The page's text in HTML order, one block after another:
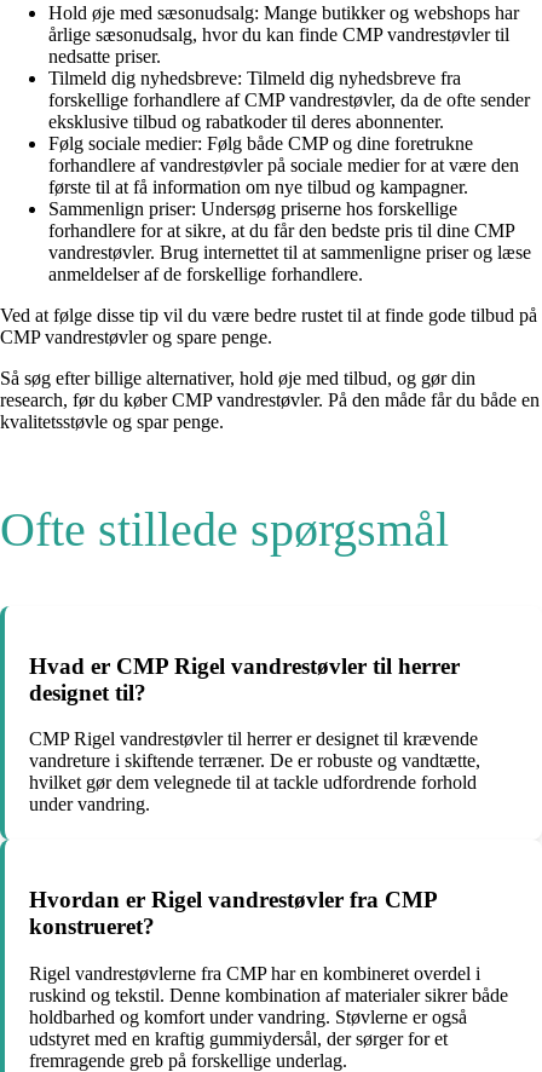
Hold øje med sæsonudsalg: Mange butikker og webshops har
årlige sæsonudsalg, hvor du kan finde CMP vandrestøvler til
nedsatte priser.
Tilmeld dig nyhedsbreve: Tilmeld dig nyhedsbreve fra
forskellige forhandlere af CMP vandrestøvler, da de ofte sender
eksklusive tilbud og rabatkoder til deres abonnenter.
Følg sociale medier: Følg både CMP og dine foretrukne
forhandlere af vandrestøvler på sociale medier for at være den
første til at få information om nye tilbud og kampagner.
Sammenlign priser: Undersøg priserne hos forskellige
forhandlere for at sikre, at du får den bedste pris til dine CMP
vandrestøvler. Brug internettet til at sammenligne priser og læse
anmeldelser af de forskellige forhandlere.
Ved at følge disse tip vil du være bedre rustet til at finde gode tilbud på
CMP vandrestøvler og spare penge.
Så søg efter billige alternativer, hold øje med tilbud, og gør din
research, før du køber CMP vandrestøvler. På den måde får du både en
kvalitetsstøvle og spar penge.
Ofte stillede spørgsmål
Hvad er CMP Rigel vandrestøvler til herrer
designet til?
CMP Rigel vandrestøvler til herrer er designet til krævende
vandreture i skiftende terræner. De er robuste og vandtætte,
hvilket gør dem velegnede til at tackle udfordrende forhold
under vandring.
Hvordan er Rigel vandrestøvler fra CMP
konstrueret?
Rigel vandrestøvlerne fra CMP har en kombineret overdel i
ruskind og tekstil. Denne kombination af materialer sikrer både
holdbarhed og komfort under vandring. Støvlerne er også
udstyret med en kraftig gummiydersål, der sørger for et
fremragende greb på forskellige underlag.